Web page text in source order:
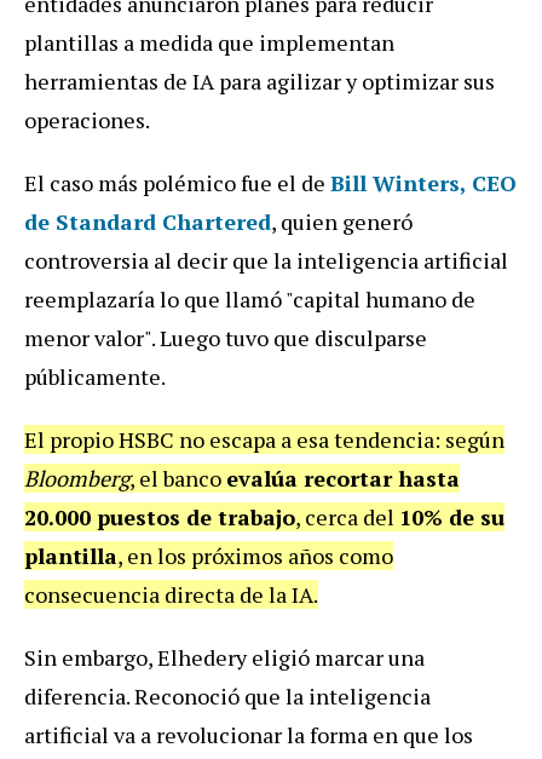
plantillas a medida que implementan
herramientas de IA para agilizar y optimizar sus
operaciones.
El caso más polémico fue el de Bill Winters, CEO
de Standard Chartered, quien generó
controversia al decir que la inteligencia artificial
reemplazaría lo que llamó "capital humano de
menor valor". Luego tuvo que disculparse
públicamente.
El propio HSBC no escapa a esa tendencia: según
Bloomberg, el banco evalúa recortar hasta
20.000 puestos de trabajo, cerca del 10% de su
plantilla, en los próximos años como
consecuencia directa de la IA.
Sin embargo, Elhedery eligió marcar una
diferencia. Reconoció que la inteligencia
artificial va a revolucionar la forma en que los